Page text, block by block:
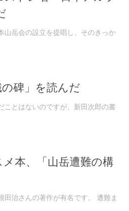
山岳会の設立を提唱し、そのきっか
碑」を読んだ
ことはないのですが、新田次郎の書
本、「山岳遭難の構
田治さんの著作が有名です。 遭難ま